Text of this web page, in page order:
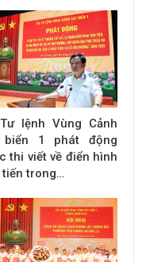
lệnh Vùng Cảnh
biển 1 phát động
thi viết về điển hình
trong…